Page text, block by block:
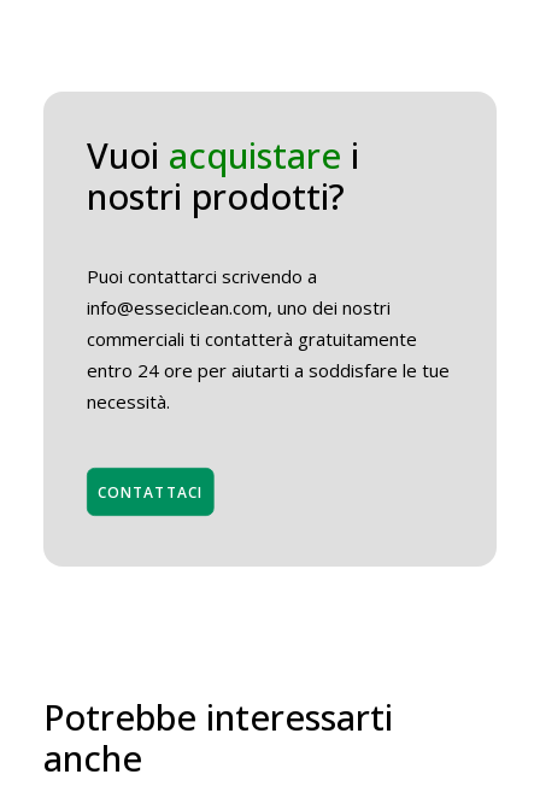
Vuoi acquistare i
nostri prodotti?
Puoi contattarci scrivendo a
info@esseciclean.com, uno dei nostri
commerciali ti contatterà gratuitamente
entro 24 ore per aiutarti a soddisfare le tue
necessità.
CONTATTACI
Potrebbe interessarti
anche